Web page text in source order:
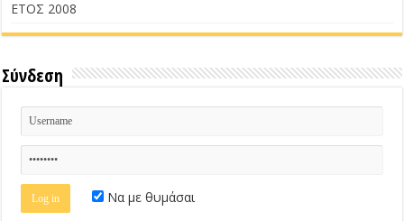
ΕΤΟΣ 2008
Σύνδεση
Να με θυμάσαι